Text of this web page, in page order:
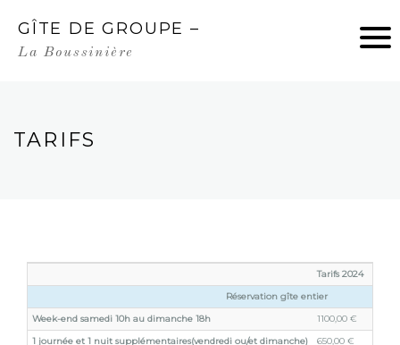
GÎTE DE GROUPE –
La Boussinière
TARIFS
TARIFS
Tarifs 2024
Réservation gîte entier
Week-end samedi 10h au dimanche 18h
1100,00 €
1 journée et 1 nuit supplémentaires(vendredi ou/et dimanche)
650,00 €